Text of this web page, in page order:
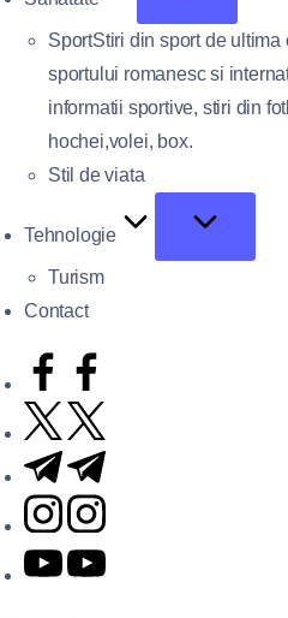
SportStiri din sport de ultima
sportului romanesc si
informatii sportive, stiri din
hochei,volei, box.
Stil de viata
Tehnologie
Turism
Contact